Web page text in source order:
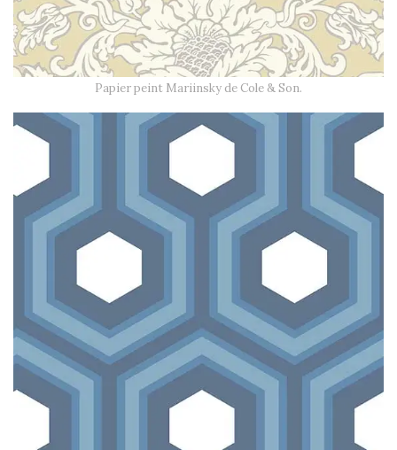
Papier peint Mariinsky de Cole & Son.